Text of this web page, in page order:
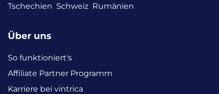
Tschechien Schweiz Rumänien
Über uns
So funktioniert's
Affiliate Partner Programm
Karriere bei vintrica